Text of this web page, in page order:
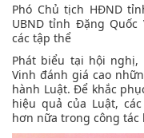
Phó Chủ tịch HĐND
UBND tỉnh Đặng
các tập thể
Phát biểu tại hội nghị,
Vinh đánh giá cao
hành Luật. Để khắc
hiệu quả của Luật,
hơn nữa trong công tác